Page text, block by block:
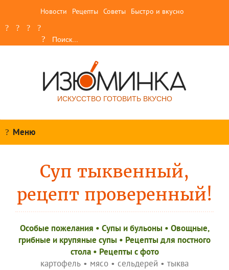
Новости Рецепты Советы Быстро и вкусно
ИСКУССТВО ГОТОВИТЬ ВКУСНО
Меню
Суп тыквенный,
рецепт проверенный!
Особые пожелания • Супы и бульоны • Овощные,
грибные и крупяные супы • Рецепты для постного
стола• Рецепты c фото
картофель • мясо • сельдерей • тыква